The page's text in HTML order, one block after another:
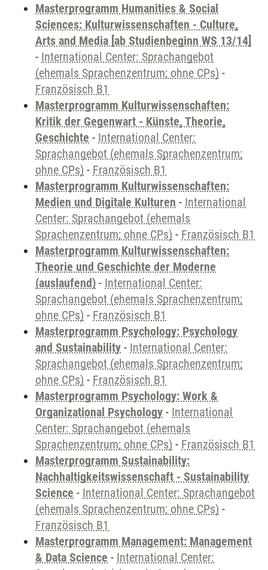
Masterprogramm Humanities & Social
Sciences: Kulturwissenschaften - Culture,
Arts and Media [ab Studienbeginn WS 13/14]
- International Center: Sprachangebot
(ehemals Sprachenzentrum; ohne CPs) -
Französisch B1
Masterprogramm Kulturwissenschaften:
Kritik der Gegenwart - Künste, Theorie,
Geschichte - International Center:
Sprachangebot (ehemals Sprachenzentrum;
ohne CPs) - Französisch B1
Masterprogramm Kulturwissenschaften:
Medien und Digitale Kulturen - International
Center: Sprachangebot (ehemals
Sprachenzentrum; ohne CPs) - Französisch B1
Masterprogramm Kulturwissenschaften:
Theorie und Geschichte der Moderne
(auslaufend) - International Center:
Sprachangebot (ehemals Sprachenzentrum;
ohne CPs) - Französisch B1
Masterprogramm Psychology: Psychology
and Sustainability - International Center:
Sprachangebot (ehemals Sprachenzentrum;
ohne CPs) - Französisch B1
Masterprogramm Psychology: Work &
Organizational Psychology - International
Center: Sprachangebot (ehemals
Sprachenzentrum; ohne CPs) - Französisch B1
Masterprogramm Sustainability:
Nachhaltigkeitswissenschaft - Sustainability
Science - International Center: Sprachangebot
(ehemals Sprachenzentrum; ohne CPs) -
Französisch B1
Masterprogramm Management: Management
& Data Science - International Center: